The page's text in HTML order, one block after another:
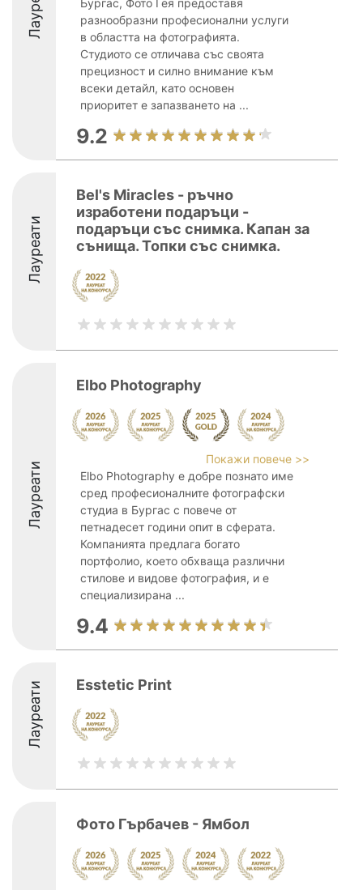
Бургас, Фото Гея предоставя
разнообразни професионални услуги
в областта на фотографията.
Студиото се отличава със своята
прецизност и силно внимание към
всеки детайл, като основен
приоритет е запазването на ...
9.2
Лауреати
Bel's Miracles - ръчно
изработени подаръци -
подаръци със снимка. Капан за
сънища. Топки със снимка.
Лауреати
Elbo Photography
Покажи повече >>
Elbo Photography е добре познато име
сред професионалните фотографски
студиа в Бургас с повече от
петнадесет години опит в сферата.
Компанията предлага богато
портфолио, което обхваща различни
стилове и видове фотография, и е
специализирана ...
9.4
Лауреати Esstetic Print
Фото Гърбачев - Ямбол